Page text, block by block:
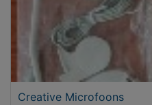
Creative Microfoons